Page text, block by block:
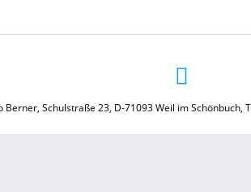
Berner, Schulstraße 23, D-71093 Weil im Schönbuch,